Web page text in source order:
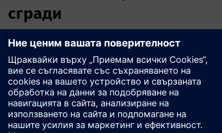
сгради
Решението за проследяване на активите на Wittra дава
на търговските сгради видимост в реално време на
активите, подобрявайки производителността и
ефективността, като същевременно намалява
оперативните разходи, кражбите и отпадъците.
Неговата гъвкава, мащабируема система позволява
бързо внедряване и силна възвръщаемост на
инвестициите във всяка среда.